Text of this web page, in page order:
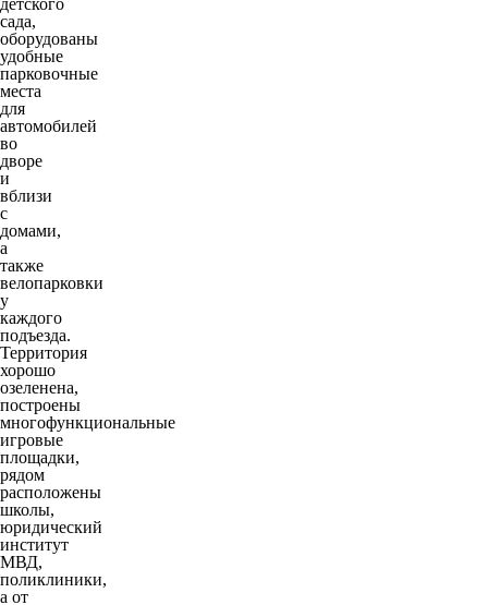
сада,
оборудованы
удобные
парковочные
места
для
автомобилей
во
дворе
и
вблизи
с
домами,
а
также
велопарковки
у
каждого
подъезда.
Территория
хорошо
озеленена,
построены
многофункциональные
игровые
площадки,
рядом
расположены
школы,
юридический
институт
МВД,
поликлиники,
а от